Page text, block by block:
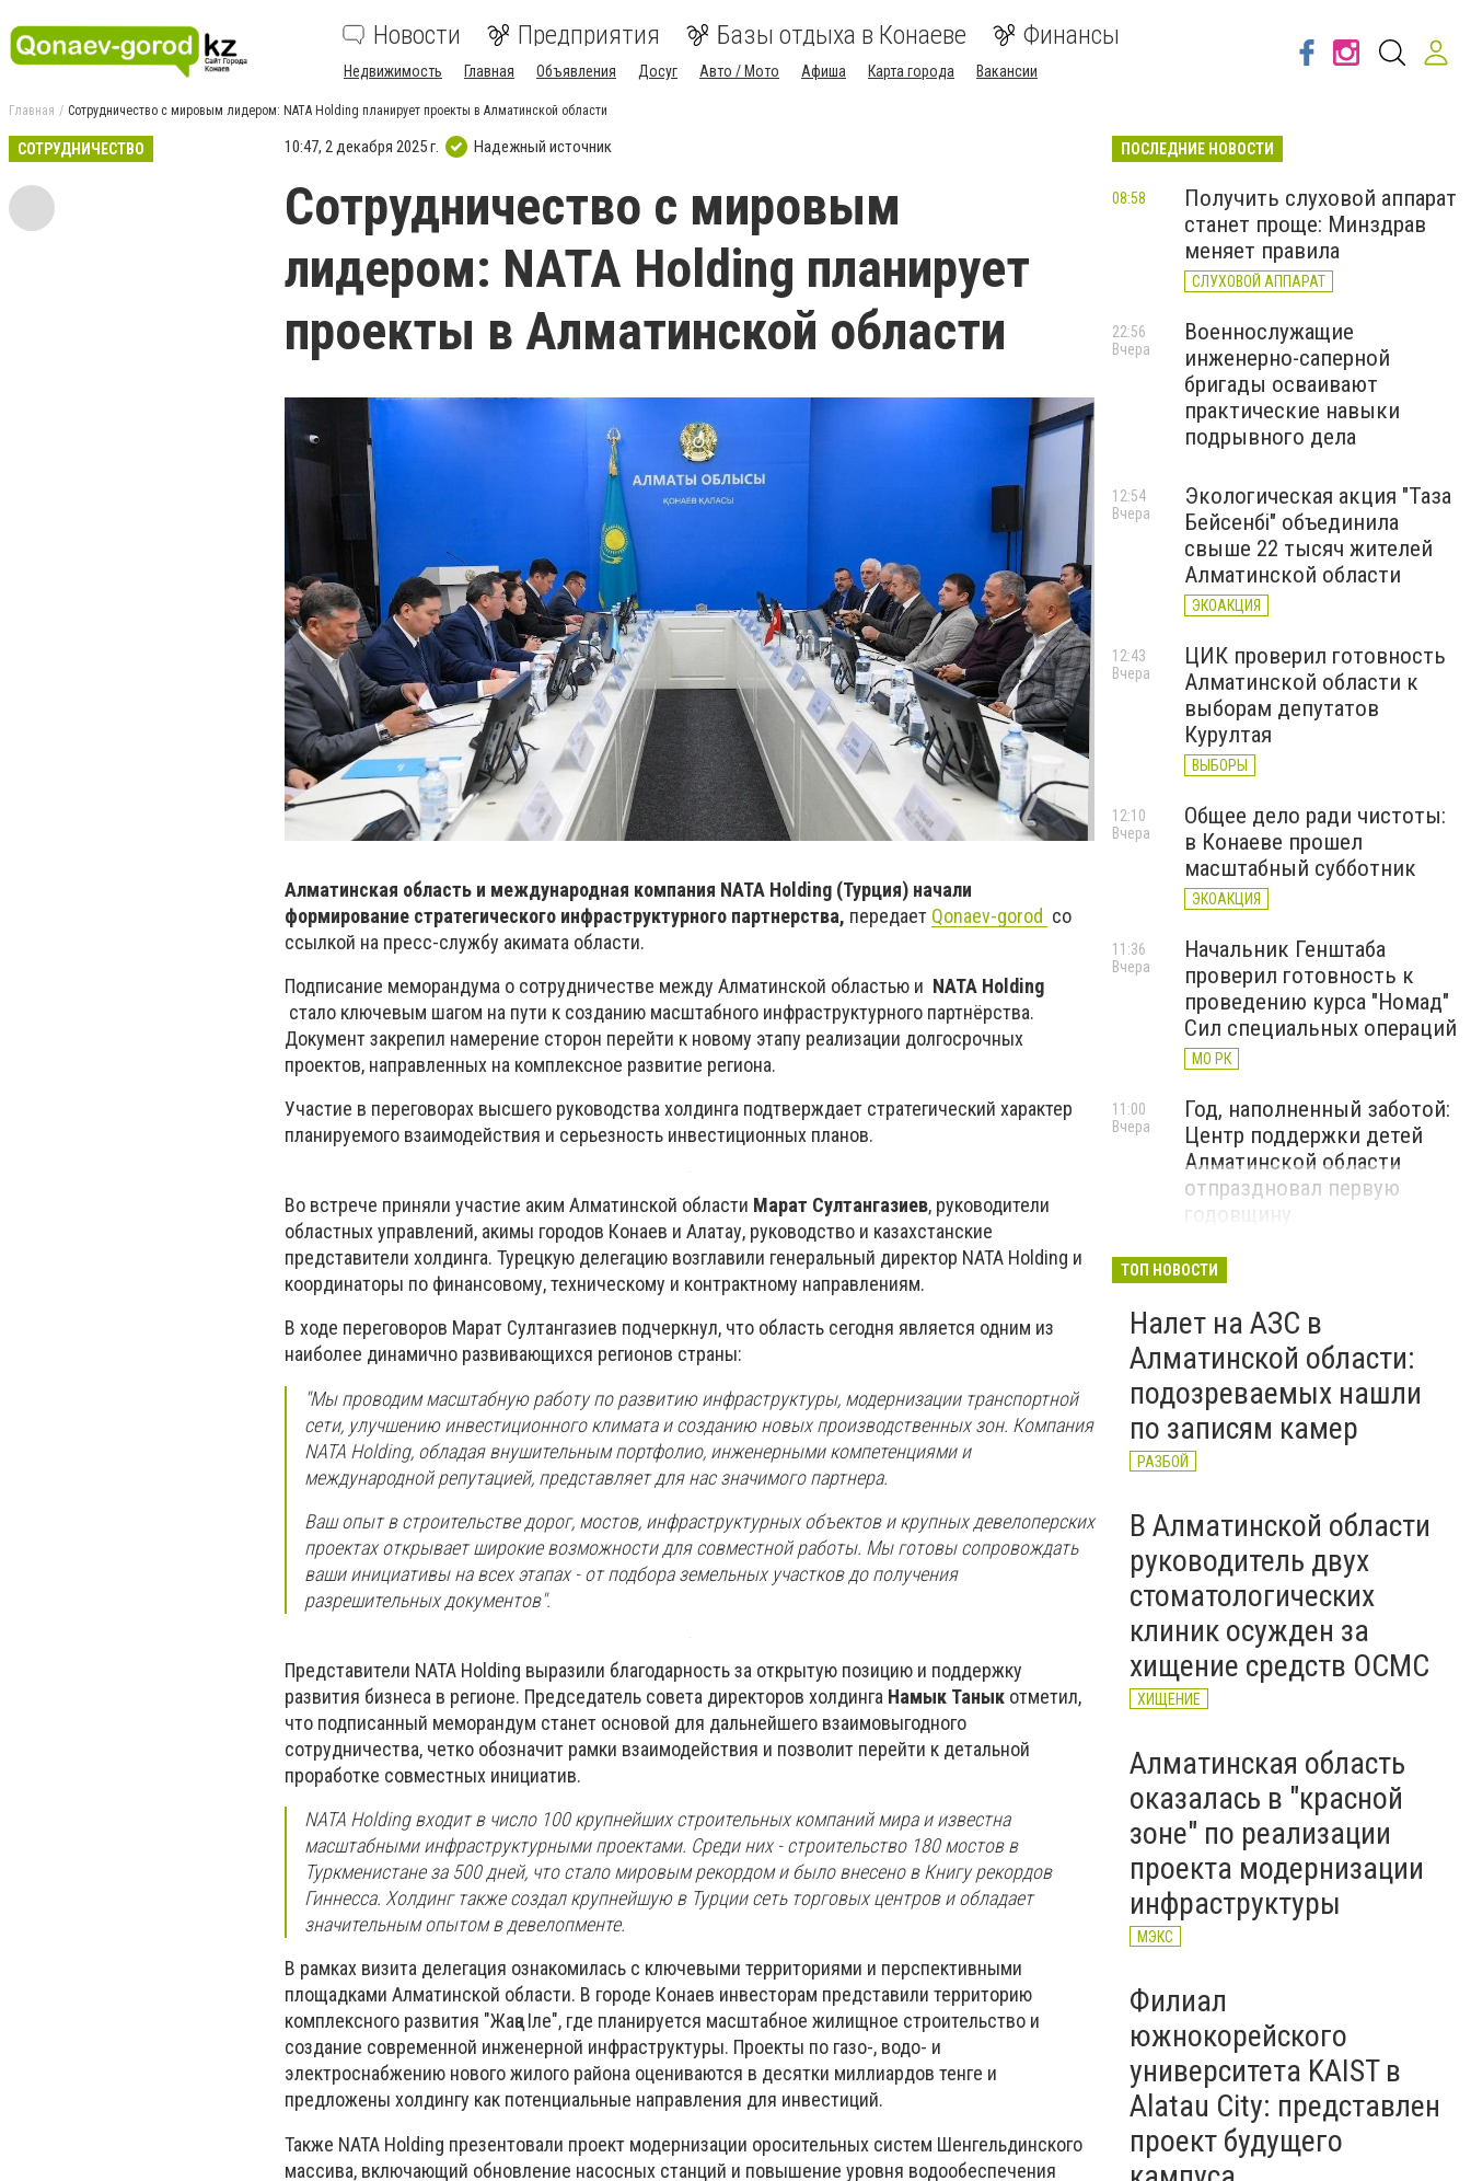
Новости Предприятия Базы отдыха в Конаеве Финансы
Недвижимость Главная Объявления Досуг Авто / Мото Афиша Карта города Вакансии
Главная Сотрудничество с мировым лидером: NATA Holding планирует проекты в Алматинской области
СОТРУДНИЧЕСТВО 10:47, 2 декабря 2025 г. Надежный источник
Сотрудничество с мировым
лидером: NATA Holding планирует
проекты в Алматинской области
Алматинская область и международная компания NATA Holding (Турция) начали
формирование стратегического инфраструктурного партнерства, передает Qonaev-gorod со
ссылкой на пресс-службу акимата области.
Подписание меморандума о сотрудничестве между Алматинской областью и NATA Holding
стало ключевым шагом на пути к созданию масштабного инфраструктурного партнёрства.
Документ закрепил намерение сторон перейти к новому этапу реализации долгосрочных
проектов, направленных на комплексное развитие региона.
Участие в переговорах высшего руководства холдинга подтверждает стратегический характер
планируемого взаимодействия и серьезность инвестиционных планов.
Во встрече приняли участие аким Алматинской области Марат Султангазиев, руководители
областных управлений, акимы городов Конаев и Алатау, руководство и казахстанские
представители холдинга. Турецкую делегацию возглавили генеральный директор NATA Holding и
координаторы по финансовому, техническому и контрактному направлениям.
В ходе переговоров Марат Султангазиев подчеркнул, что область сегодня является одним из
наиболее динамично развивающихся регионов страны:
"Мы проводим масштабную работу по развитию инфраструктуры, модернизации транспортной
сети, улучшению инвестиционного климата и созданию новых производственных зон. Компания
NATA Holding, обладая внушительным портфолио, инженерными компетенциями и
международной репутацией, представляет для нас значимого партнера.
Ваш опыт в строительстве дорог, мостов, инфраструктурных объектов и крупных девелоперских
проектах открывает широкие возможности для совместной работы. Мы готовы сопровождать
ваши инициативы на всех этапах - от подбора земельных участков до получения
разрешительных документов".
Представители NATA Holding выразили благодарность за открытую позицию и поддержку
развития бизнеса в регионе. Председатель совета директоров холдинга Намык Танык отметил,
что подписанный меморандум станет основой для дальнейшего взаимовыгодного
сотрудничества, четко обозначит рамки взаимодействия и позволит перейти к детальной
проработке совместных инициатив.
NATA Holding входит в число 100 крупнейших строительных компаний мира и известна
масштабными инфраструктурными проектами. Среди них - строительство 180 мостов в
Туркменистане за 500 дней, что стало мировым рекордом и было внесено в Книгу рекордов
Гиннесса. Холдинг также создал крупнейшую в Турции сеть торговых центров и обладает
значительным опытом в девелопменте.
В рамках визита делегация ознакомилась с ключевыми территориями и перспективными
площадками Алматинской области. В городе Конаев инвесторам представили территорию
комплексного развития "Жаңа Іле", где планируется масштабное жилищное строительство и
создание современной инженерной инфраструктуры. Проекты по газо-, водо- и
электроснабжению нового жилого района оцениваются в десятки миллиардов тенге и
предложены холдингу как потенциальные направления для инвестиций.
Также NATA Holding презентовали проект модернизации оросительных систем Шенгельдинского
массива, включающий обновление насосных станций и повышение уровня водообеспечения
ПОСЛЕДНИЕ НОВОСТИ
Получить слуховой аппарат
станет проще: Минздрав
меняет правила
СЛУХОВОЙ АППАРАТ
08:58
Военнослужащие
инженерно-саперной
бригады осваивают
практические навыки
подрывного дела
22:56
Вчера
Экологическая акция "Таза
Бейсенбі" объединила
свыше 22 тысяч жителей
Алматинской области
ЭКОАКЦИЯ
12:54
Вчера
ЦИК проверил готовность
Алматинской области к
выборам депутатов
Курултая
ВЫБОРЫ
12:43
Вчера
Общее дело ради чистоты:
в Конаеве прошел
масштабный субботник
ЭКОАКЦИЯ
12:10
Вчера
Начальник Генштаба
проверил готовность к
проведению курса "Номад"
Сил специальных операций
МО РК
11:36
Вчера
Год, наполненный заботой:
Центр поддержки детей
Алматинской области
отпраздновал первую
годовщину
11:00
Вчера
академию пилотов и завод
спортивных катеров в
рамках проекта Formula-1
H2O
ЧЕМПИОНАТ FORMULA-1 H2O
Вчера
ТОП НОВОСТИ
Налет на АЗС в
Алматинской области:
подозреваемых нашли
по записям камер
РАЗБОЙ
В Алматинской области
руководитель двух
стоматологических
клиник осужден за
хищение средств ОСМС
ХИЩЕНИЕ
Алматинская область
оказалась в "красной
зоне" по реализации
проекта модернизации
инфраструктуры
МЭКС
Филиал
южнокорейского
университета KAIST в
Alatau City: представлен
проект будущего